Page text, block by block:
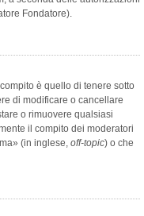
Fondatore).
è quello di tenere sotto
di modificare o cancellare
o rimuovere qualsiasi
il compito dei moderatori
(in inglese, off-topic) o che